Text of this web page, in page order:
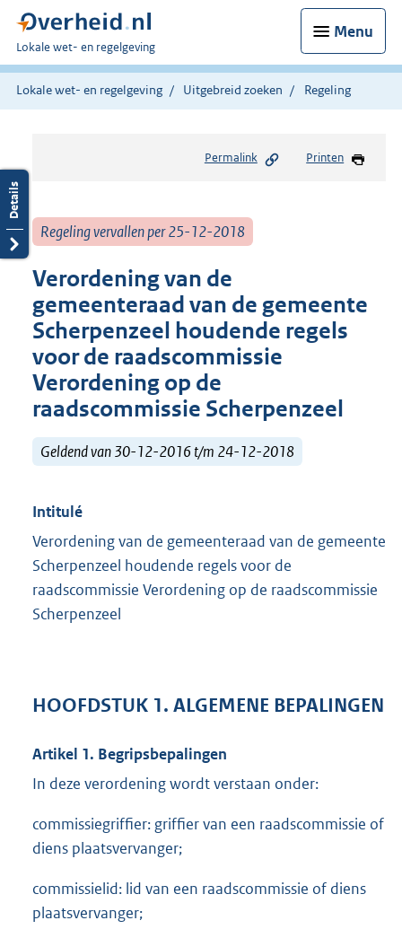
Menu
U
bent
hier:
Lokale wet- en regelgeving
Lokale wet- en regelgeving Uitgebreid zoeken Regeling
Permalink Printen
Regeling vervallen per 25-12-2018
Verordening van de
gemeenteraad van de gemeente
Scherpenzeel houdende regels
voor de raadscommissie
Verordening op de
raadscommissie Scherpenzeel
Geldend van 30-12-2016 t/m 24-12-2018
Intitulé
Verordening van de gemeenteraad van de gemeente
Scherpenzeel houdende regels voor de
raadscommissie Verordening op de raadscommissie
Scherpenzeel
HOOFDSTUK 1. ALGEMENE BEPALINGEN
Artikel 1. Begripsbepalingen
In deze verordening wordt verstaan onder:
commissiegriffier: griffier van een raadscommissie of
diens plaatsvervanger;
commissielid: lid van een raadscommissie of diens
plaatsvervanger;